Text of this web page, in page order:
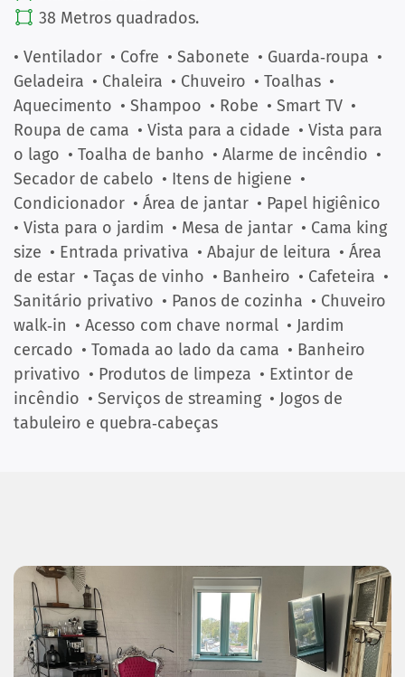
38 Metros quadrados.
• Ventilador • Cofre • Sabonete • Guarda‑roupa •
Geladeira • Chaleira • Chuveiro • Toalhas •
Aquecimento • Shampoo • Robe • Smart TV •
Roupa de cama • Vista para a cidade • Vista para
o lago • Toalha de banho • Alarme de incêndio •
Secador de cabelo • Itens de higiene •
Condicionador • Área de jantar • Papel higiênico
• Vista para o jardim • Mesa de jantar • Cama king
size • Entrada privativa • Abajur de leitura • Área
de estar • Taças de vinho • Banheiro • Cafeteira •
Sanitário privativo • Panos de cozinha • Chuveiro
walk‑in • Acesso com chave normal • Jardim
cercado • Tomada ao lado da cama • Banheiro
privativo • Produtos de limpeza • Extintor de
incêndio • Serviços de streaming • Jogos de
tabuleiro e quebra‑cabeças